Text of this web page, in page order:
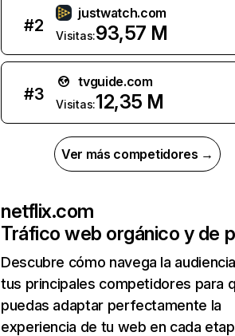
#2
justwatch.com
Visitas:93,57 M
#3
tvguide.com
Visitas:12,35 M
Ver más competidores →
netflix.com
Tráfico web orgánico y de
Descubre cómo navega la
tus principales competidores para
puedas adaptar perfectamente la
experiencia de tu web en cada